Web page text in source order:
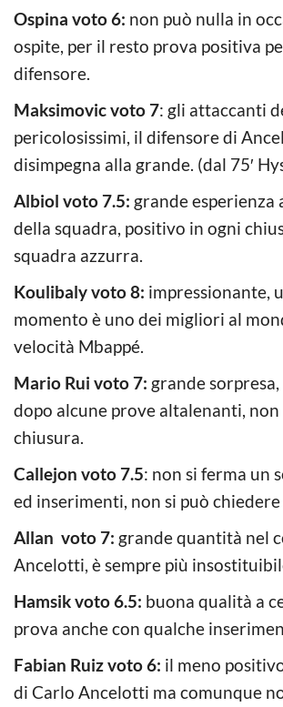
Ospina voto 6: non può nulla in
ospite, per il resto prova positiva
difensore.
Maksimovic voto 7: gli attaccanti
pericolosissimi, il difensore di
disimpegna alla grande. (dal 75′
Albiol voto 7.5: grande esperienza
della squadra, positivo in ogni
squadra azzurra.
Koulibaly voto 8: impressionante,
momento è uno dei migliori al
velocità Mbappé.
Mario Rui voto 7: grande
dopo alcune prove altalenanti, non
chiusura.
Callejon voto 7.5: non si ferma un
ed inserimenti, non si può chiedere
Allan voto 7: grande quantità nel
Ancelotti, è sempre più
Hamsik voto 6.5: buona qualità a
prova anche con qualche
Fabian Ruiz voto 6: il meno
di Carlo Ancelotti ma comunque